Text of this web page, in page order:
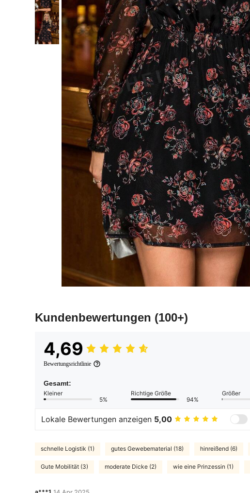
Kundenbewertungen (100+)
4,69
Bewertungsrichtlinie
Gesamt:
Kleiner
5%
Richtige Größe
94%
Größer
Lokale Bewertungen anzeigen 5,00
schnelle Logistik (1) gutes Gewebematerial (18) hinreißend (6)
Gute Mobilität (3) moderate Dicke (2) wie eine Prinzessin (1)